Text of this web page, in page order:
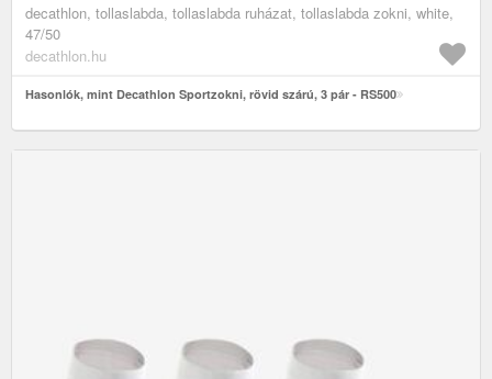
decathlon, tollaslabda, tollaslabda ruházat, tollaslabda zokni, white,
47/50
decathlon.hu
Hasonlók, mint Decathlon Sportzokni, rövid szárú, 3 pár - RS500